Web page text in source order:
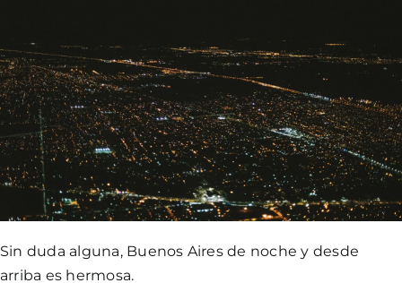
Sin duda alguna, Buenos Aires de noche y desde
arriba es hermosa.